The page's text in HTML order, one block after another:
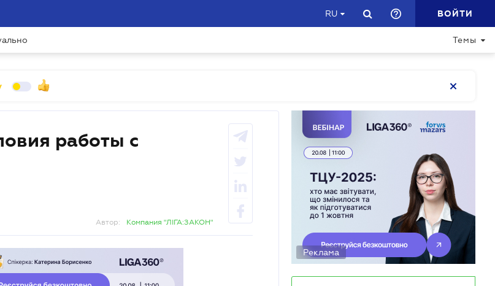
RU ВОЙТИ
Темы
работы с
Автор: Компания "ЛІГА:ЗАКОН"
Реклама